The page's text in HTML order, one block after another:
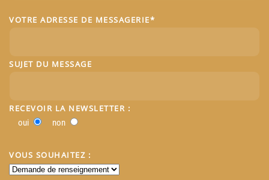
VOTRE ADRESSE DE MESSAGERIE*
SUJET DU MESSAGE
RECEVOIR LA NEWSLETTER :
oui
non
VOUS SOUHAITEZ :